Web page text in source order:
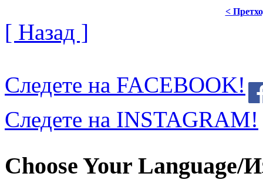
<
[ Назад ]
Следете на FACEBOOK!
Следете на INSTAGRAM!
Choose Your Language/